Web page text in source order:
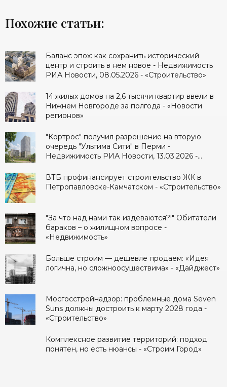
Похожие статьи:
Баланс эпох: как сохранить исторический
центр и строить в нем новое - Недвижимость
РИА Новости, 08.05.2026 - «Строительство»
14 жилых домов на 2,6 тысячи квартир ввели в
Нижнем Новгороде за полгода - «Новости
регионов»
"Кортрос" получил разрешение на вторую
очередь "Ультима Сити" в Перми -
Недвижимость РИА Новости, 13.03.2026 -
ВТБ профинансирует строительство ЖК в
Петропавловске-Камчатском - «Строительство»
"За что над нами так издеваются?!" Обитатели
бараков – о жилищном вопросе -
«Недвижимость»
Больше строим — дешевле продаем: «Идея
логична, но сложноосуществима» - «Дайджест»
Мосгосстройнадзор: проблемные дома Seven
Suns должны достроить к марту 2028 года -
«Строительство»
Комплексное развитие территорий: подход
понятен, но есть нюансы - «Строим Город»